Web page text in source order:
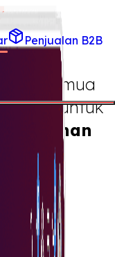
Penjualan B2B
with AI
semua
Anda untuk
& layanan
termasuk